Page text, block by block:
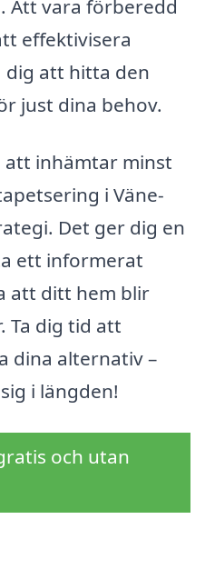
Att vara förberedd
effektivisera
dig att hitta den
just dina behov.
att inhämtar minst
i Väne-
Det ger dig en
ett informerat
att ditt hem blir
Ta dig tid att
dina alternativ –
i längden!
och utan